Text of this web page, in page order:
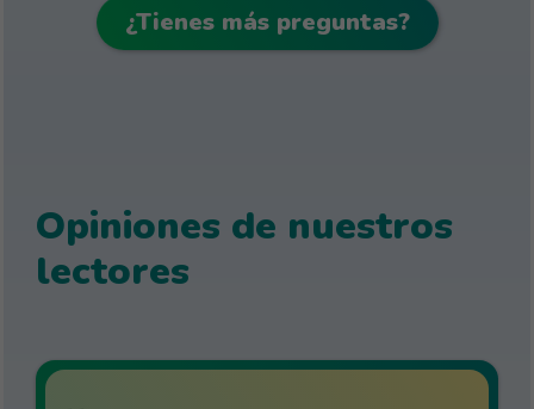
¿Tienes más preguntas?
Opiniones de nuestros
lectores